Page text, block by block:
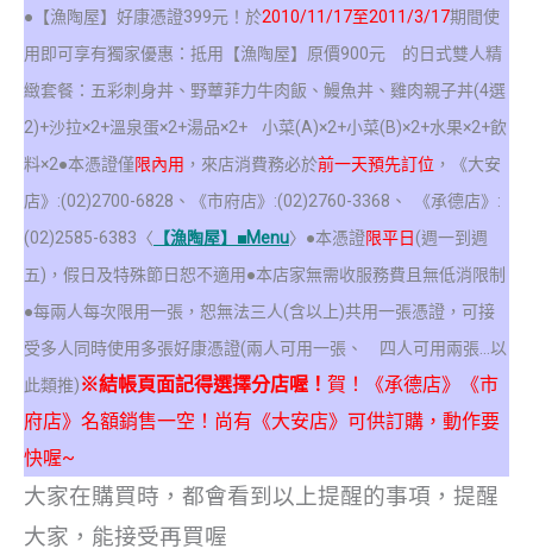
●【漁陶屋】好康憑證399元！於2010/11/17至2011/3/17期間使
用即可享有獨家優惠：抵用【漁陶屋】原價900元 的日式雙人精
緻套餐：五彩刺身丼、野蕈菲力牛肉飯、鰻魚丼、雞肉親子丼(4選
2)+沙拉×2+溫泉蛋×2+湯品×2+ 小菜(A)×2+小菜(B)×2+水果×2+飲
料×2●本憑證僅限內用 ，來店消費務必於前一天預先訂位 ，《大安
店》:(02)2700-6828、《市府店》:(02)2760-3368 、
《承德店》:
(02)2585-6383 〈 【漁陶屋】■Menu〉●本憑證限平日(週一到週
五)，假日及特殊節日恕不適用●本店家無需收服務費且無低消限制
●每兩人每次限用一張，恕無法三人(含以上)共用一張憑證，可接
受多人同時使用多張好康憑證(兩人可用一張、 四人可用兩張…以
此類推)※結帳頁面記得選擇分店喔！ 賀！《承德店》
《市
府店》 名額銷售一空！尚有《大安店》可供訂購，動作要
快喔~
大家在購買時，都會看到以上提醒的事項，提醒
大家，能接受再買喔